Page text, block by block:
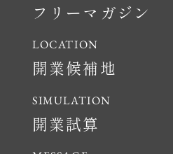
フリーマガジン
開業候補地
開業試算